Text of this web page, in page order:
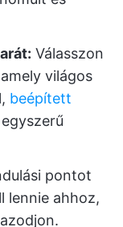
Válasszon
világos
beépített
pontot
lennie ahhoz,